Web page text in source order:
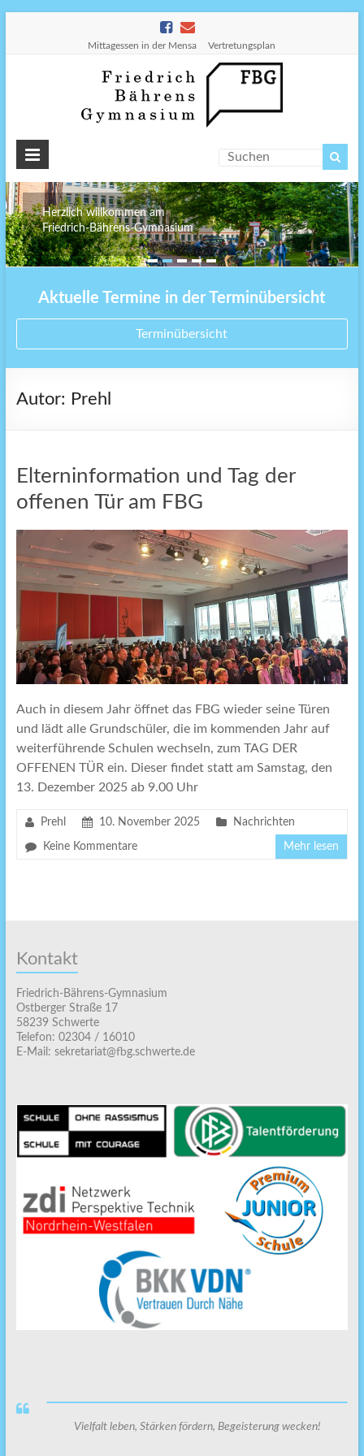
Mittagessen in der Mensa Vertretungsplan
Herzlich willkommen am
Friedrich-Bährens-Gymnasium
Aktuelle Termine in der Terminübersicht
Terminübersicht
Autor: Prehl
Elterninformation und Tag der
offenen Tür am FBG
Auch in diesem Jahr öffnet das FBG wieder seine Türen
und lädt alle Grundschüler, die im kommenden Jahr auf
weiterführende Schulen wechseln, zum TAG DER
OFFENEN TÜR ein. Dieser findet statt am Samstag, den
13. Dezember 2025 ab 9.00 Uhr
Prehl 10. November 2025 Nachrichten
Keine Kommentare Mehr lesen
Kontakt
Friedrich-Bährens-Gymnasium
Ostberger Straße 17
58239 Schwerte
Telefon: 02304 / 16010
E-Mail: sekretariat@fbg.schwerte.de
Vielfalt leben, Stärken fördern, Begeisterung wecken!